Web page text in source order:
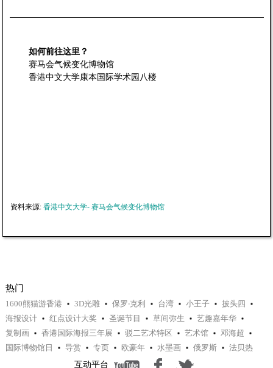
如何前往这里？
赛马会气候变化博物馆
香港中文大学康本国际学术园八楼
资料来源: 香港中文大学- 赛马会气候变化博物馆
热门
1600熊猫游香港 3D光雕 保罗‧克利 台湾 小王子
披头四
海报设计
红点设计大奖 圣诞节目 草间弥生
艺趣嘉年华
复制画
香港国际海报三年展 驳二艺术特区 艺术馆
邓海超
国际博物馆日
导赏 专页 欧豪年 水墨画 俄罗斯
法贝热
互动平台